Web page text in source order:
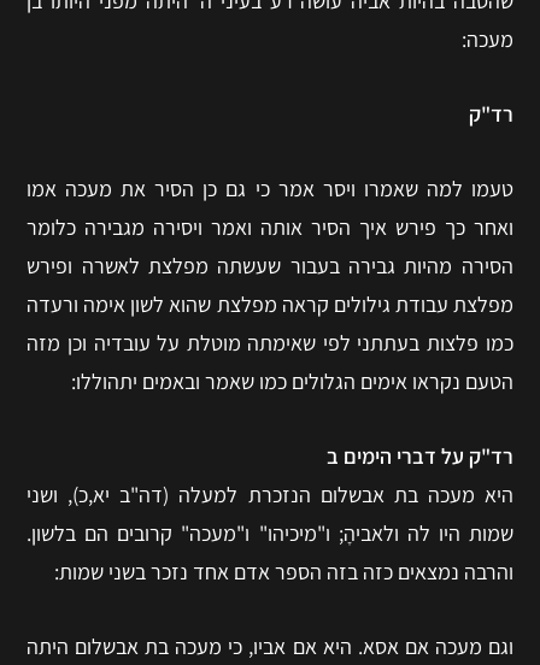
מעכה:
רד"ק
טעמו למה שאמרו ויסר אמר כי גם כן הסיר את מעכה אמו
ואחר כך פירש איך הסיר אותה ואמר ויסירה מגבירה כלומר
הסירה מהיות גבירה בעבור שעשתה מפלצת לאשרה ופירש
מפלצת עבודת גילולים קראה מפלצת שהוא לשון אימה ורעדה
כמו פלצות בעתתני לפי שאימתה מוטלת על עובדיה וכן מזה
הטעם נקראו אימים הגלולים כמו שאמר ובאמים יתהוללו:
רד"ק על דברי הימים ב
היא מעכה בת אבשלום הנזכרת למעלה (דה"ב יא,כ), ושני
שמות היו לה ולאביהָ; ו"מיכיהו" ו"מעכה" קרובים הם בלשון.
והרבה נמצאים כזה בזה הספר אדם אחד נזכר בשני שמות:
וגם מעכה אם אסא. היא אם אביו, כי מעכה בת אבשלום היתה